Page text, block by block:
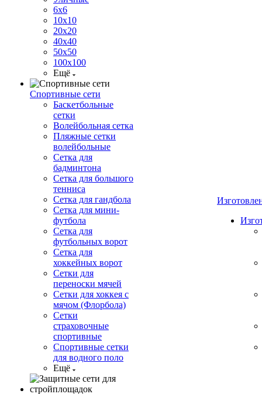
6х6
10х10
20х20
40х40
50х50
100х100
Ещё
Спортивные сети
Баскетбольные
сетки
Волейбольная сетка
Пляжные сетки
волейбольные
Сетка для
бадминтона
Сетка для большого
тенниса
Сетка для гандбола
Сетка для мини-
футбола
Сетка для
футбольных ворот
Сетка для
хоккейных ворот
Сетки для
переноски мячей
Сетки для хоккея с
мячом (Флорбола)
Сетки
страховочные
спортивные
Спортивные сетки
для водного поло
Ещё